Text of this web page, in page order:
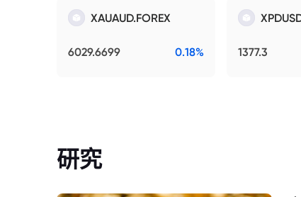
XAUAUD.FOREX
6029.6699 0.18% 1377.3
研究